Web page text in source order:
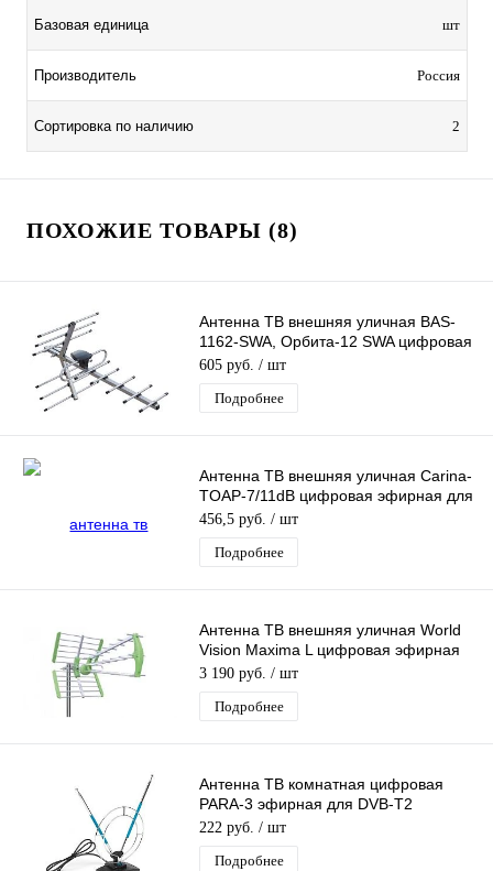
Базовая единица шт
Производитель Россия
Сортировка по наличию 2
ПОХОЖИЕ ТОВАРЫ (8)
Антенна ТВ внешняя уличная BAS-
1162-SWA, Орбита-12 SWA цифровая
эфирная для DVB-T2 ТВ
605 руб. / шт
Подробнее
Антенна ТВ внешняя уличная Carina-
TOAP-7/11dB цифровая эфирная для
DVB-T2 ТВ наружная WORLD VISION
456,5 руб. / шт
Подробнее
Антенна ТВ внешняя уличная World
Vision Maxima L цифровая эфирная
для DVB-T2 ТВ наружная
3 190 руб. / шт
Подробнее
Антенна ТВ комнатная цифровая
PARA-3 эфирная для DVB-T2
телевидения
222 руб. / шт
Подробнее